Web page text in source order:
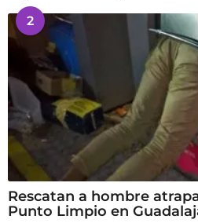
2
Rescatan a hombre
Punto Limpio en